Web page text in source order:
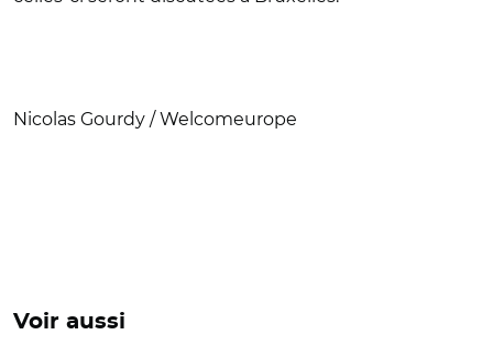
Nicolas Gourdy / Welcomeurope
Voir aussi